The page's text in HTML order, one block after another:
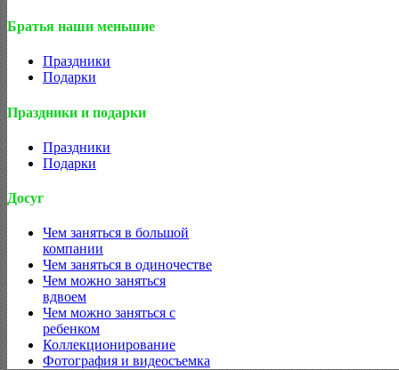
Братья наши меньшие
Праздники
Подарки
Праздники и подарки
Праздники
Подарки
Досуг
Чем заняться в большой
компании
Чем заняться в одиночестве
Чем можно заняться
вдвоем
Чем можно заняться с
ребенком
Коллекционирование
Фотография и видеосъемка